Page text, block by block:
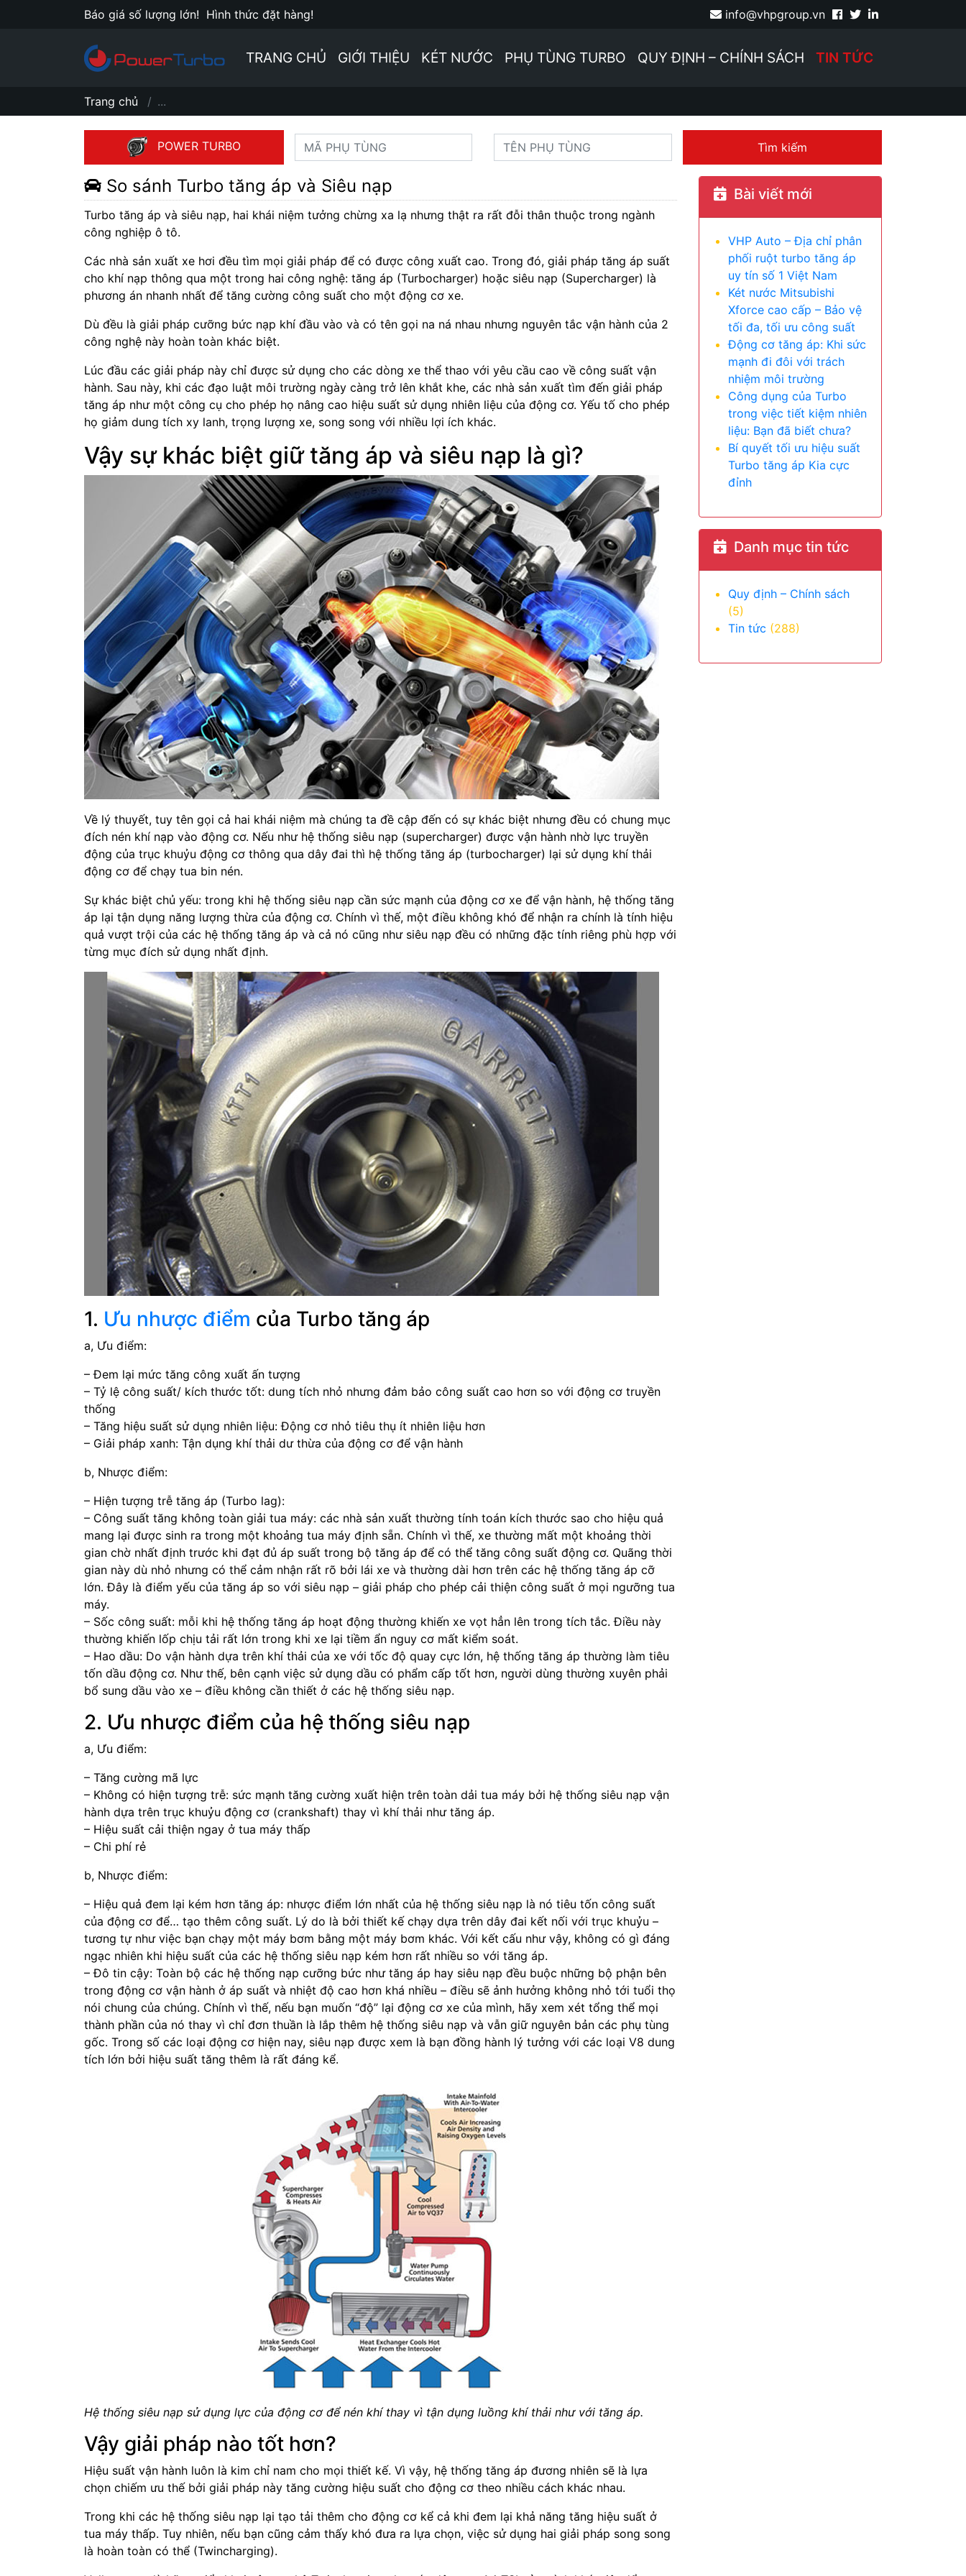
Báo giá số lượng lớn! Hình thức đặt hàng! info@vhpgroup.vn
TRANG CHỦ GIỚI THIỆU KÉT NƯỚC PHỤ TÙNG TURBO QUY ĐỊNH – CHÍNH SÁCH TIN TỨC
Trang chủ ...
POWER TURBO Tìm kiếm
So sánh Turbo tăng áp và Siêu nạp
Turbo tăng áp và siêu nạp, hai khái niệm tưởng chừng xa lạ nhưng thật ra rất đỗi thân thuộc trong ngành
công nghiệp ô tô.
Các nhà sản xuất xe hơi đều tìm mọi giải pháp để có được công xuất cao. Trong đó, giải pháp tăng áp suất
cho khí nạp thông qua một trong hai công nghệ: tăng áp (Turbocharger) hoặc siêu nạp (Supercharger) là
phương án nhanh nhất để tăng cường công suất cho một động cơ xe.
Dù đều là giải pháp cưỡng bức nạp khí đầu vào và có tên gọi na ná nhau nhưng nguyên tắc vận hành của 2
công nghệ này hoàn toàn khác biệt.
Lúc đầu các giải pháp này chỉ được sử dụng cho các dòng xe thể thao với yêu cầu cao về công suất vận
hành. Sau này, khi các đạo luật môi trường ngày càng trở lên khắt khe, các nhà sản xuất tìm đến giải pháp
tăng áp như một công cụ cho phép họ nâng cao hiệu suất sử dụng nhiên liệu của động cơ. Yếu tố cho phép
họ giảm dung tích xy lanh, trọng lượng xe, song song với nhiều lợi ích khác.
Vậy sự khác biệt giữ tăng áp và siêu nạp là gì?
Về lý thuyết, tuy tên gọi cả hai khái niệm mà chúng ta đề cập đến có sự khác biệt nhưng đều có chung mục
đích nén khí nạp vào động cơ. Nếu như hệ thống siêu nạp (supercharger) được vận hành nhờ lực truyền
động của trục khuỷu động cơ thông qua dây đai thì hệ thống tăng áp (turbocharger) lại sử dụng khí thải
động cơ để chạy tua bin nén.
Sự khác biệt chủ yếu: trong khi hệ thống siêu nạp cần sức mạnh của động cơ xe để vận hành, hệ thống tăng
áp lại tận dụng năng lượng thừa của động cơ. Chính vì thế, một điều không khó để nhận ra chính là tính hiệu
quả vượt trội của các hệ thống tăng áp và cả nó cũng như siêu nạp đều có những đặc tính riêng phù hợp với
từng mục đích sử dụng nhất định.
1. Ưu nhược điểm của Turbo tăng áp
a, Ưu điểm:
– Đem lại mức tăng công xuất ấn tượng
– Tỷ lệ công suất/ kích thước tốt: dung tích nhỏ nhưng đảm bảo công suất cao hơn so với động cơ truyền
thống
– Tăng hiệu suất sử dụng nhiên liệu: Động cơ nhỏ tiêu thụ ít nhiên liệu hơn
– Giải pháp xanh: Tận dụng khí thải dư thừa của động cơ để vận hành
b, Nhược điểm:
– Hiện tượng trễ tăng áp (Turbo lag):
– Công suất tăng không toàn giải tua máy: các nhà sản xuất thường tính toán kích thước sao cho hiệu quả
mang lại được sinh ra trong một khoảng tua máy định sẵn. Chính vì thế, xe thường mất một khoảng thời
gian chờ nhất định trước khi đạt đủ áp suất trong bộ tăng áp để có thể tăng công suất động cơ. Quãng thời
gian này dù nhỏ nhưng có thể cảm nhận rất rõ bởi lái xe và thường dài hơn trên các hệ thống tăng áp cỡ
lớn. Đây là điểm yếu của tăng áp so với siêu nạp – giải pháp cho phép cải thiện công suất ở mọi ngưỡng tua
máy.
– Sốc công suất: mỗi khi hệ thống tăng áp hoạt động thường khiến xe vọt hẳn lên trong tích tắc. Điều này
thường khiến lốp chịu tải rất lớn trong khi xe lại tiềm ẩn nguy cơ mất kiểm soát.
– Hao dầu: Do vận hành dựa trên khí thải của xe với tốc độ quay cực lớn, hệ thống tăng áp thường làm tiêu
tốn dầu động cơ. Như thế, bên cạnh việc sử dụng dầu có phẩm cấp tốt hơn, người dùng thường xuyên phải
bổ sung dầu vào xe – điều không cần thiết ở các hệ thống siêu nạp.
2. Ưu nhược điểm của hệ thống siêu nạp
a, Ưu điểm:
– Tăng cường mã lực
– Không có hiện tượng trễ: sức mạnh tăng cường xuất hiện trên toàn dải tua máy bởi hệ thống siêu nạp vận
hành dựa trên trục khuỷu động cơ (crankshaft) thay vì khí thải như tăng áp.
– Hiệu suất cải thiện ngay ở tua máy thấp
– Chi phí rẻ
b, Nhược điểm:
– Hiệu quả đem lại kém hơn tăng áp: nhược điểm lớn nhất của hệ thống siêu nạp là nó tiêu tốn công suất
của động cơ để… tạo thêm công suất. Lý do là bởi thiết kế chạy dựa trên dây đai kết nối với trục khuỷu –
tương tự như việc bạn chạy một máy bơm bằng một máy bơm khác. Với kết cấu như vậy, không có gì đáng
ngạc nhiên khi hiệu suất của các hệ thống siêu nạp kém hơn rất nhiều so với tăng áp.
– Đô tin cậy: Toàn bộ các hệ thống nạp cưỡng bức như tăng áp hay siêu nạp đều buộc những bộ phận bên
trong động cơ vận hành ở áp suất và nhiệt độ cao hơn khá nhiều – điều sẽ ảnh hưởng không nhỏ tới tuổi thọ
nói chung của chúng. Chính vì thế, nếu bạn muốn “độ” lại động cơ xe của mình, hãy xem xét tổng thể mọi
thành phần của nó thay vì chỉ đơn thuần là lắp thêm hệ thống siêu nạp và vẫn giữ nguyên bản các phụ tùng
gốc. Trong số các loại động cơ hiện nay, siêu nạp được xem là bạn đồng hành lý tưởng với các loại V8 dung
tích lớn bởi hiệu suất tăng thêm là rất đáng kể.
Hệ thống siêu nạp sử dụng lực của động cơ để nén khí thay vì tận dụng luồng khí thải như với tăng áp.
Vậy giải pháp nào tốt hơn?
Hiệu suất vận hành luôn là kim chỉ nam cho mọi thiết kế. Vì vậy, hệ thống tăng áp đương nhiên sẽ là lựa
chọn chiếm ưu thế bởi giải pháp này tăng cường hiệu suất cho động cơ theo nhiều cách khác nhau.
Trong khi các hệ thống siêu nạp lại tạo tải thêm cho động cơ kể cả khi đem lại khả năng tăng hiệu suất ở
tua máy thấp. Tuy nhiên, nếu bạn cũng cảm thấy khó đưa ra lựa chọn, việc sử dụng hai giải pháp song song
là hoàn toàn có thể (Twincharging).
Bài viết mới
VHP Auto – Địa chỉ phân
phối ruột turbo tăng áp
uy tín số 1 Việt Nam
Két nước Mitsubishi
Xforce cao cấp – Bảo vệ
tối đa, tối ưu công suất
Động cơ tăng áp: Khi sức
mạnh đi đôi với trách
nhiệm môi trường
Công dụng của Turbo
trong việc tiết kiệm nhiên
liệu: Bạn đã biết chưa?
Bí quyết tối ưu hiệu suất
Turbo tăng áp Kia cực
đỉnh
Danh mục tin tức
Quy định – Chính sách
(5)
Tin tức (288)